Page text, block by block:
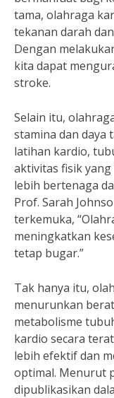
tama, olahraga
tekanan darah
Dengan
kita dapat
stroke.
Selain itu,
stamina dan daya
latihan kardio,
aktivitas fisik
lebih bertenaga
Prof. Sarah
terkemuka,
meningkatkan
tetap bugar.”
Tak hanya itu,
menurunkan
metabolisme
kardio secara
lebih efektif dan
optimal. Menurut
dipublikasikan